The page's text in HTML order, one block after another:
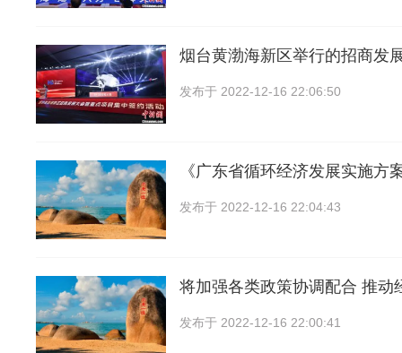
烟台黄渤海新区举行的招商发
发布于 2022-12-16 22:06:50
《广东省循环经济发展实施方
发布于 2022-12-16 22:04:43
将加强各类政策协调配合 推动
发布于 2022-12-16 22:00:41